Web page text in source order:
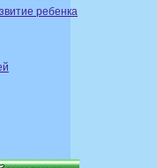
ребенка